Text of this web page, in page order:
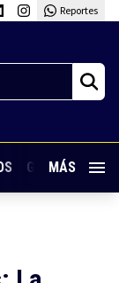
Reportes
GUARDIA
MÁS